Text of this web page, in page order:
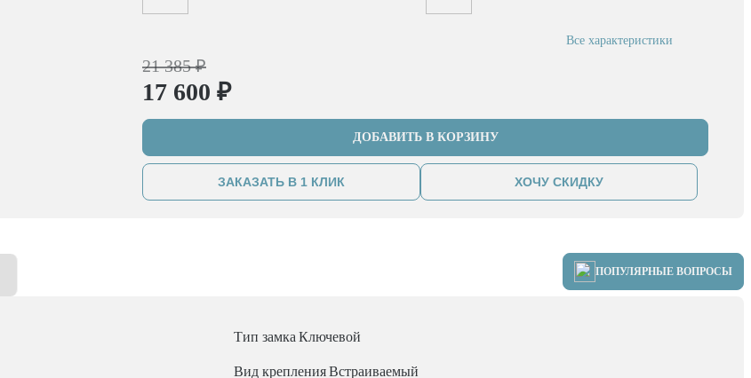
Все характеристики
21 385 ₽
17 600 ₽
ДОБАВИТЬ В КОРЗИНУ
ЗАКАЗАТЬ В 1 КЛИК ХОЧУ СКИДКУ
ПОПУЛЯРНЫЕ ВОПРОСЫ
Тип замка Ключевой
Вид крепленияВстраиваемый